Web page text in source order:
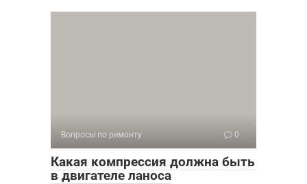
Вопросы по ремонту 0
Какая компрессия должна быть
в двигателе ланоса